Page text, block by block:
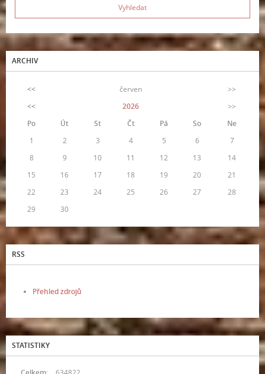
ARCHIV
<< červen
>>
<<
2026
>>
Po
Út St Čt Pá So
Ne
1
2 3 4 5 6
7
8
9 10 11 12 13
14
15
16 17 18 19 20
21
22
23 24 25 26 27
28
29
30
RSS
Přehled zdrojů
STATISTIKY